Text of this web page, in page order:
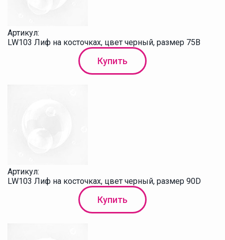
Артикул:
LW103 Лиф на косточках, цвет черный, размер 75В
Купить
Артикул:
LW103 Лиф на косточках, цвет черный, размер 90D
Купить